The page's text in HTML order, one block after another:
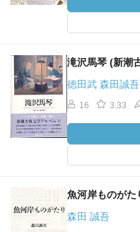
滝沢馬琴 (新潮
徳田武 森田誠吾
16 3.33
魚河岸ものがた
森田 誠吾